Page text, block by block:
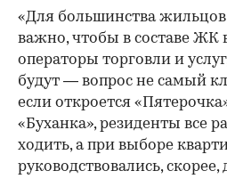
«Для большинства жильцов
важно, чтобы в составе ЖК
операторы торговли и
будут — вопрос не самый
если откроется
«Буханка», резиденты все
ходить, а при выборе
руководствовались,